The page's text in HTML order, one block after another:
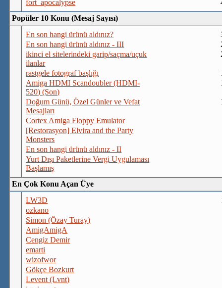
fort_apocalypse
Popüler 10 Konu (Mesaj Sayısı)
En son hangi ürünü aldınız?
En son hangi ürünü aldınız - III
ikinci el sitelerindeki garip/saçma/uçuk
ilanlar
rastgele fotograf başlığı
Amiga HDMI Scandoubler (HDMI-
520) (Son)
Doğum Günü, Özel Günler ve Vefat
Mesajları
Cortex Amiga Floppy Emulator
[Restorasyon] Elvira and the Party
Monsters
En son hangi ürünü aldınız - II
Yurt Dışı Paketlerine Vergi Uygulaması
Başlamış
En Çok Konu Açan Üye
LW3D
ozkano
Simon (Özay Turay)
AmigAmigA
Cengiz Demir
emarti
wizofwor
Gökçe Bozkurt
Levent (Lvnt)